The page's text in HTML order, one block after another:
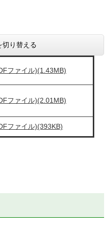
切り替える
ファイル)(1.43MB)
ファイル)(2.01MB)
ファイル)(393KB)